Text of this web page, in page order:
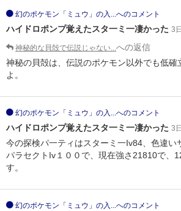
幻のポケモン「ミュウ」の入...へのコメント
ハイドロポンプ覚えたスタ一ミ一凄かった 3
神秘的な貝殻で伝説じゃない...への返信
神秘の貝殻は、伝説のポケモン以外でも低確
よ。
幻のポケモン「ミュウ」の入...へのコメント
ハイドロポンプ覚えたスタ一ミ一凄かった 3
今の探検パ一ティはスターミ一Iv84、色違い
パラセクトIv１００で、現在強さ21810で、
す。
幻のポケモン「ミュウ」の入...へのコメント